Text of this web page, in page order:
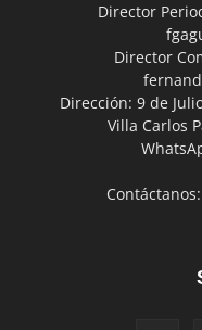
Director
Director
Dirección: 9 de
Villa Carlos
Contáctanos: